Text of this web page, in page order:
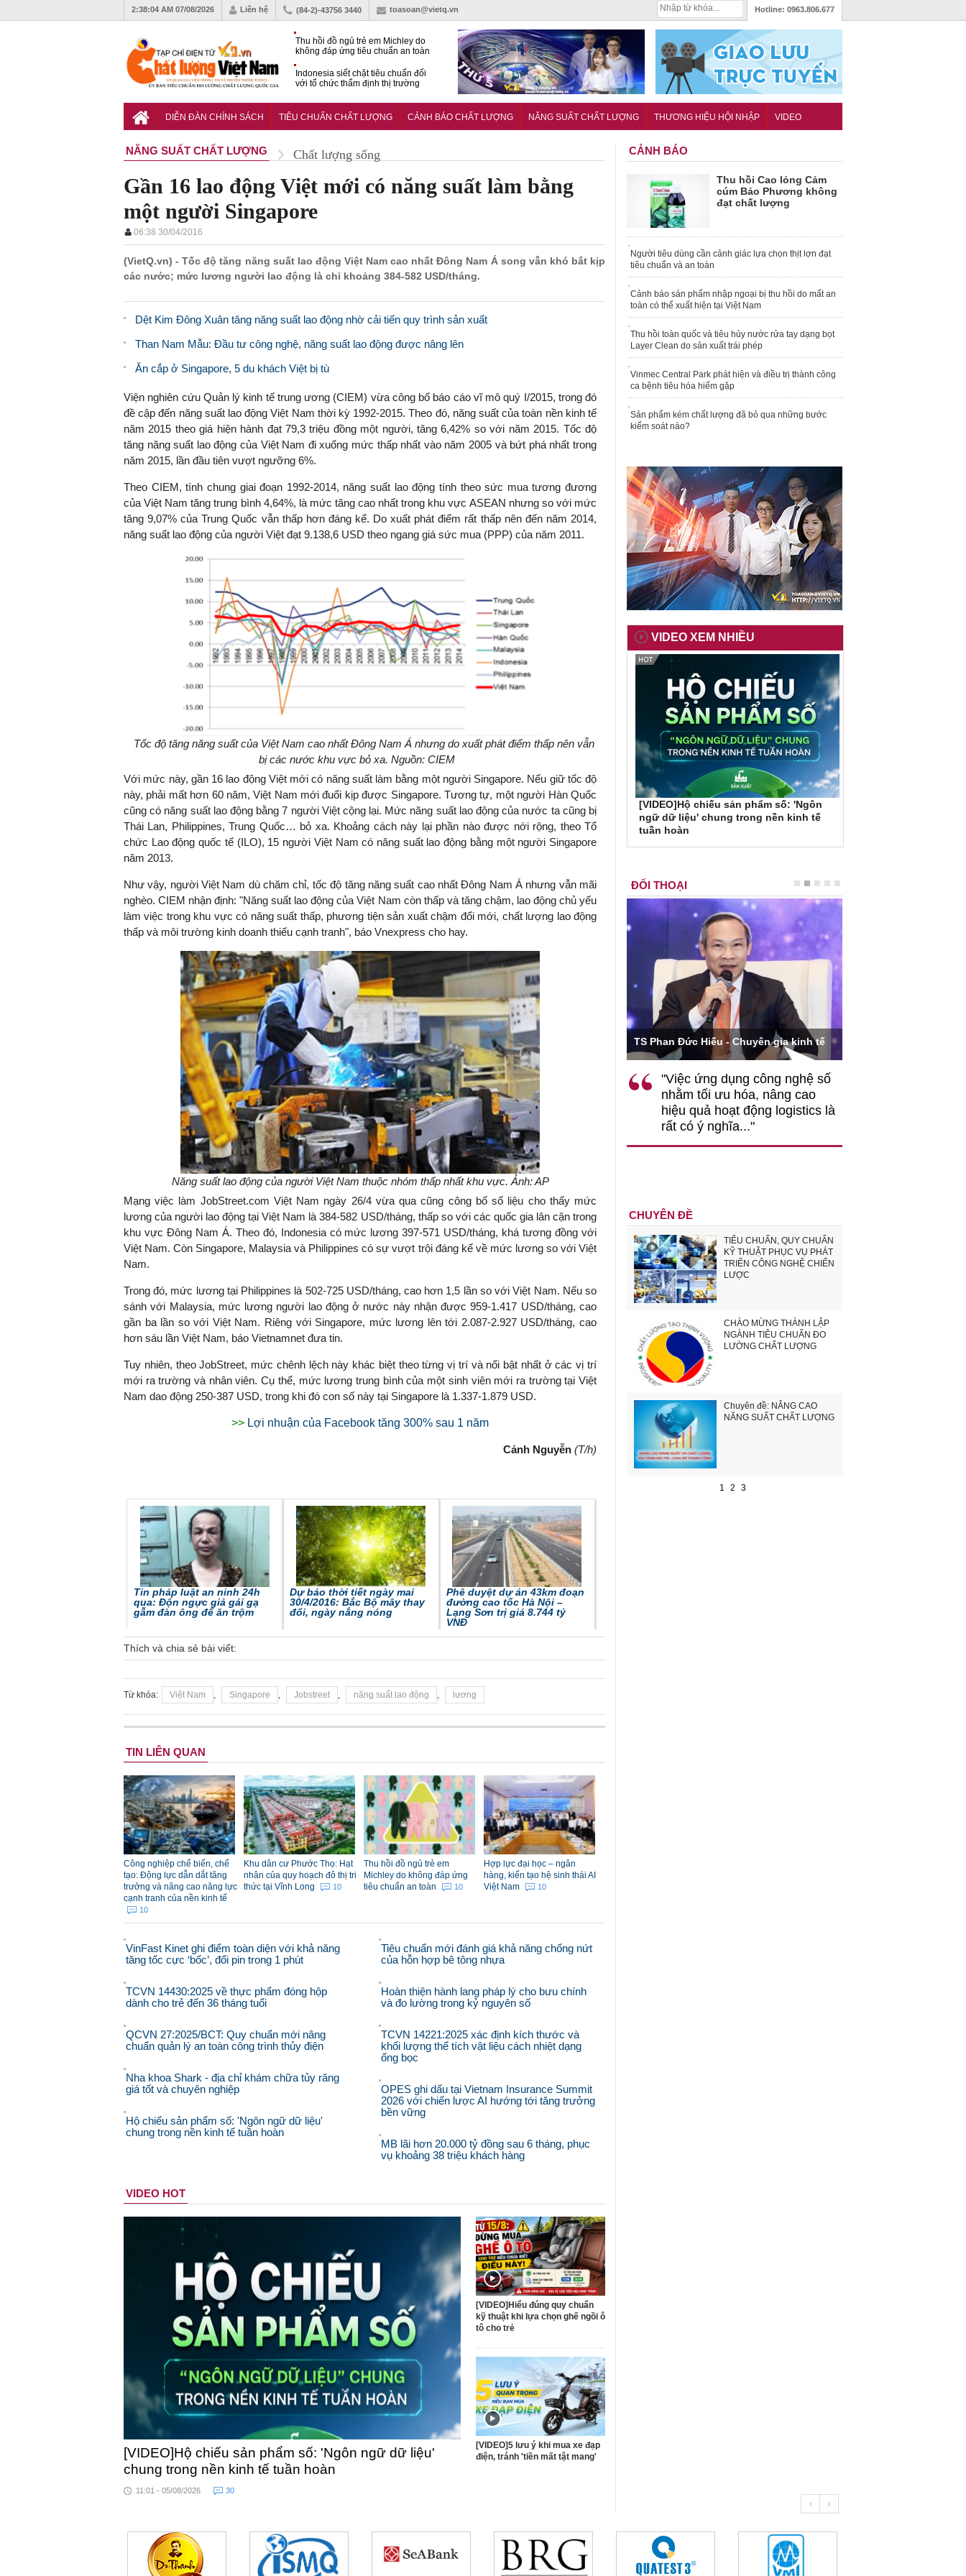
2:38:05 AM 07/08/2026 Liên hệ (84-2)-43756 3440 toasoan@vietq.vn Hotline: 0963.806.677
Thu hồi đồ ngủ trẻ em Michley do
không đáp ứng tiêu chuẩn an toàn
Indonesia siết chặt tiêu chuẩn đối
với tổ chức thẩm định thị trường
mới nâng chuẩn quản lý an toàn
DIỄN ĐÀN CHÍNH SÁCH TIÊU CHUẨN CHẤT LƯỢNG CẢNH BÁO CHẤT LƯỢNG NĂNG SUẤT CHẤT LƯỢNG THƯƠNG HIỆU HỘI NHẬP VIDEO
NĂNG SUẤT CHẤT LƯỢNG Chất lượng sống
Gần 16 lao động Việt mới có năng suất làm bằng
một người Singapore
06:38 30/04/2016
(VietQ.vn) - Tốc độ tăng năng suất lao động Việt Nam cao nhất Đông Nam Á song vẫn khó bắt kịp
các nước; mức lương người lao động là chỉ khoảng 384-582 USD/tháng.
Dệt Kim Đông Xuân tăng năng suất lao động nhờ cải tiến quy trình sản xuất
Than Nam Mẫu: Đầu tư công nghệ, năng suất lao động được nâng lên
Ăn cắp ở Singapore, 5 du khách Việt bị tù
Viện nghiên cứu Quản lý kinh tế trung ương (CIEM) vừa công bố báo cáo vĩ mô quý I/2015, trong đó
đề cập đến năng suất lao động Việt Nam thời kỳ 1992-2015. Theo đó, năng suất của toàn nền kinh tế
năm 2015 theo giá hiện hành đạt 79,3 triệu đồng một người, tăng 6,42% so với năm 2015. Tốc độ
tăng năng suất lao động của Việt Nam đi xuống mức thấp nhất vào năm 2005 và bứt phá nhất trong
năm 2015, lần đầu tiên vượt ngưỡng 6%.
Theo CIEM, tính chung giai đoạn 1992-2014, năng suất lao động tính theo sức mua tương đương
của Việt Nam tăng trung bình 4,64%, là mức tăng cao nhất trong khu vực ASEAN nhưng so với mức
tăng 9,07% của Trung Quốc vẫn thấp hơn đáng kể. Do xuất phát điểm rất thấp nên đến năm 2014,
năng suất lao động của người Việt đạt 9.138,6 USD theo ngang giá sức mua (PPP) của năm 2011.
Tốc độ tăng năng suất của Việt Nam cao nhất Đông Nam Á nhưng do xuất phát điểm thấp nên vẫn
bị các nước khu vực bỏ xa. Nguồn: CIEM
Với mức này, gần 16 lao động Việt mới có năng suất làm bằng một người Singapore. Nếu giữ tốc độ
này, phải mất hơn 60 năm, Việt Nam mới đuổi kịp được Singapore. Tương tự, một người Hàn Quốc
cũng có năng suất lao động bằng 7 người Việt cộng lại. Mức năng suất lao động của nước ta cũng bị
Thái Lan, Philippines, Trung Quốc… bỏ xa. Khoảng cách này lại phần nào được nới rộng, theo Tổ
chức Lao động quốc tế (ILO), 15 người Việt Nam có năng suất lao động bằng một người Singapore
năm 2013.
Như vậy, người Việt Nam dù chăm chỉ, tốc độ tăng năng suất cao nhất Đông Nam Á nhưng vẫn mãi
nghèo. CIEM nhận định: "Năng suất lao động của Việt Nam còn thấp và tăng chậm, lao động chủ yếu
làm việc trong khu vực có năng suất thấp, phương tiện sản xuất chậm đổi mới, chất lượng lao động
thấp và môi trường kinh doanh thiếu cạnh tranh", báo Vnexpress cho hay.
Năng suất lao động của người Việt Nam thuộc nhóm thấp nhất khu vực. Ảnh: AP
Mạng việc làm JobStreet.com Việt Nam ngày 26/4 vừa qua cũng công bố số liệu cho thấy mức
lương của người lao động tại Việt Nam là 384-582 USD/tháng, thấp so với các quốc gia lân cận trong
khu vực Đông Nam Á. Theo đó, Indonesia có mức lương 397-571 USD/tháng, khá tương đồng với
Việt Nam. Còn Singapore, Malaysia và Philippines có sự vượt trội đáng kể về mức lương so với Việt
Nam.
Trong đó, mức lương tại Philippines là 502-725 USD/tháng, cao hơn 1,5 lần so với Việt Nam. Nếu so
sánh với Malaysia, mức lương người lao động ở nước này nhận được 959-1.417 USD/tháng, cao
gần ba lần so với Việt Nam. Riêng với Singapore, mức lương lên tới 2.087-2.927 USD/tháng, cao
hơn sáu lần Việt Nam, báo Vietnamnet đưa tin.
Tuy nhiên, theo JobStreet, mức chênh lệch này khác biệt theo từng vị trí và nổi bật nhất ở các vị trí
mới ra trường và nhân viên. Cụ thể, mức lương trung bình của một sinh viên mới ra trường tại Việt
Nam dao động 250-387 USD, trong khi đó con số này tại Singapore là 1.337-1.879 USD.
>> Lợi nhuận của Facebook tăng 300% sau 1 năm
Cảnh Nguyễn (T/h)
Tin pháp luật an ninh 24h
qua: Độn ngực giả gái gạ
gẫm đàn ông để ăn trộm
Dự báo thời tiết ngày mai
30/4/2016: Bắc Bộ mây thay
đổi, ngày nắng nóng
Phê duyệt dự án 43km đoạn
đường cao tốc Hà Nội –
Lạng Sơn trị giá 8.744 tỷ
VNĐ
Vụ nữ nhân viên mặc bikini
ở siêu thị Trần Anh: Sở VH-
Thích và chia sẻ bài viết:
Từ khóa: Việt Nam Singapore Jobstreet năng suất lao động lương
TIN LIÊN QUAN
Công nghiệp chế biến, chế
tạo: Động lực dẫn dắt tăng
trưởng và nâng cao năng lực
cạnh tranh của nền kinh tế
10
Khu dân cư Phước Thọ: Hạt
nhân của quy hoạch đô thị tri
thức tại Vĩnh Long
10
Thu hồi đồ ngủ trẻ em
Michley do không đáp ứng
tiêu chuẩn an toàn
10
Hợp lực đại học – ngân
hàng, kiến tạo hệ sinh thái AI
Việt Nam
10
VinFast Kinet ghi điểm toàn diện với khả năng
tăng tốc cực ‘bốc’, đổi pin trong 1 phút
TCVN 14430:2025 về thực phẩm đóng hộp
dành cho trẻ đến 36 tháng tuổi
QCVN 27:2025/BCT: Quy chuẩn mới nâng
chuẩn quản lý an toàn công trình thủy điện
Nha khoa Shark - địa chỉ khám chữa tủy răng
giá tốt và chuyên nghiệp
Hộ chiếu sản phẩm số: 'Ngôn ngữ dữ liệu'
chung trong nền kinh tế tuần hoàn
Tiêu chuẩn mới đánh giá khả năng chống nứt
của hỗn hợp bê tông nhựa
Hoàn thiện hành lang pháp lý cho bưu chính
và đo lường trong kỷ nguyên số
TCVN 14221:2025 xác định kích thước và
khối lượng thể tích vật liệu cách nhiệt dạng
ống bọc
OPES ghi dấu tại Vietnam Insurance Summit
2026 với chiến lược AI hướng tới tăng trưởng
bền vững
MB lãi hơn 20.000 tỷ đồng sau 6 tháng, phục
vụ khoảng 38 triệu khách hàng
VIDEO HOT
[VIDEO]Hộ chiếu sản phẩm số: 'Ngôn ngữ dữ liệu'
chung trong nền kinh tế tuần hoàn
11:01 - 05/08/2026 30
[VIDEO]Hiểu đúng quy chuẩn
kỹ thuật khi lựa chọn ghế ngồi ô
tô cho trẻ
[VIDEO]5 lưu ý khi mua xe đạp
điện, tránh 'tiền mất tật mang'
CẢNH BÁO
Thu hồi Cao lỏng Cảm
cúm Bảo Phương không
đạt chất lượng
Người tiêu dùng cần cảnh giác lựa chọn thịt lợn đạt
tiêu chuẩn và an toàn
Cảnh báo sản phẩm nhập ngoại bị thu hồi do mất an
toàn có thể xuất hiện tại Việt Nam
Thu hồi toàn quốc và tiêu hủy nước rửa tay dạng bọt
Layer Clean do sản xuất trái phép
Vinmec Central Park phát hiện và điều trị thành công
ca bệnh tiêu hóa hiếm gặp
Sản phẩm kém chất lượng đã bỏ qua những bước
kiểm soát nào?
VIDEO XEM NHIỀU
[VIDEO]Hộ chiếu sản phẩm số: 'Ngôn
ngữ dữ liệu' chung trong nền kinh tế
tuần hoàn
ĐỐI THOẠI
TS. Nguyễn Đức Độ - Phó Viện trưởng
Viện Kinh tế Tài chính
"Có rất nhiều việc phải làm
ngay từ bây giờ và trên thực tế
đang được tiến hành như tăng
đầu tư cho khoa học công
nghệ; ban hành các cơ chế
khuyến khích đổi mới sáng tạo,
khởi nghiệp..."
Việc sử dụng hiệu quả chính
sách tài khóa không chỉ mang ý
nghĩa hỗ trợ ngắn hạn mà còn
đóng vai trò tạo nền tảng cho
tăng trưởng bền vững dài hạn.
TS Phan Đức Hiếu - Chuyên gia kinh tế
"Việc ứng dụng công nghệ số
nhằm tối ưu hóa, nâng cao
hiệu quả hoạt động logistics là
rất có ý nghĩa..."
CHUYÊN ĐỀ
TIÊU CHUẨN, QUY CHUẨN
KỸ THUẬT PHỤC VỤ PHÁT
TRIỂN CÔNG NGHỆ CHIẾN
LƯỢC
CHÀO MỪNG THÀNH LẬP
NGÀNH TIÊU CHUẨN ĐO
LƯỜNG CHẤT LƯỢNG
Chuyên đề: NÂNG CAO
NĂNG SUẤT CHẤT LƯỢNG
1 2 3